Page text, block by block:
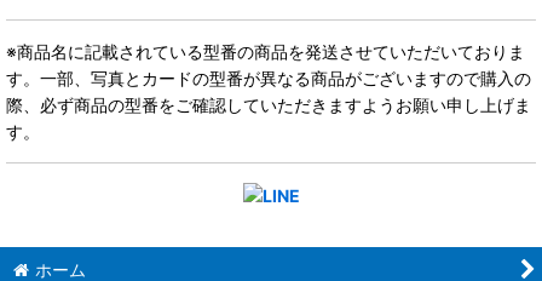
※商品名に記載されている型番の商品を発送させていただいておりま
す。一部、写真とカードの型番が異なる商品がございますので購入の
際、必ず商品の型番をご確認していただきますようお願い申し上げま
す。
ホーム